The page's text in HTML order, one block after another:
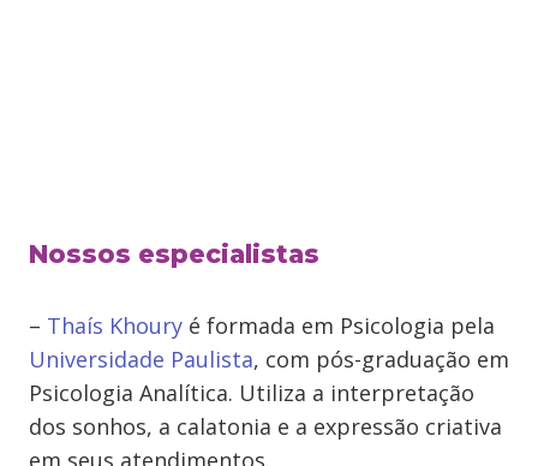
Nossos especialistas
– Thaís Khoury é formada em Psicologia pela
Universidade Paulista, com pós-graduação em
Psicologia Analítica. Utiliza a interpretação
dos sonhos, a calatonia e a expressão criativa
em seus atendimentos.